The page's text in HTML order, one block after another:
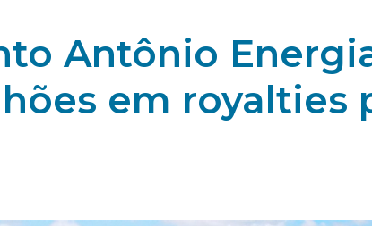
Antônio
em royalties